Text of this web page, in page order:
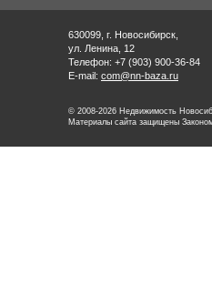
630099, г. Новосибирск,
ул. Ленина, 12
Телефон: +7 (903) 900-36-84
E-mail: com@nn-baza.ru
© 2008-2026 Недвижимость
Материалы сайта защищены